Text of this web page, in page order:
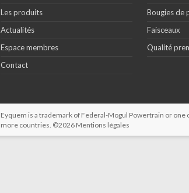
Les produits
Actualités
Espace membres
Contact
Bougies de
Faisceaux
Qualité
Eyquem is a trademark of Federal-Mogul Powertrain or one
more countries. ©2026 Mentions légales